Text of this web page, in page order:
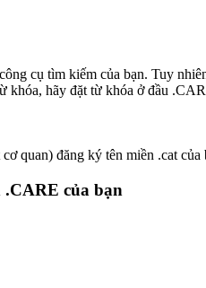
cụ tìm kiếm của bạn. Tuy
hãy đặt từ khóa ở đầu
quan) đăng ký tên miền .cat của
của bạn